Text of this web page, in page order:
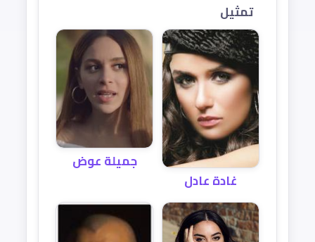
تمثيل
غادة عادل
جميلة عوض